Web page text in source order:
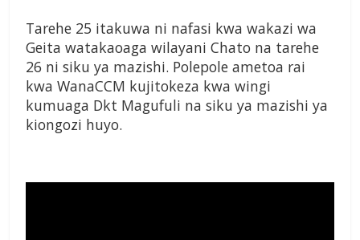
Tarehe 25 itakuwa ni nafasi kwa wakazi wa
Geita watakaoaga wilayani Chato na tarehe
26 ni siku ya mazishi. Polepole ametoa rai
kwa WanaCCM kujitokeza kwa wingi
kumuaga Dkt Magufuli na siku ya mazishi ya
kiongozi huyo.